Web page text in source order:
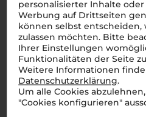
personalisierter Inhalte
Werbung auf Drittseiten
können selbst entscheiden,
zulassen möchten. Bitte
Ihrer Einstellungen
Funktionalitäten der Seite
Weitere Informationen
Datenschutzerklärung.
Um alle Cookies
"Cookies konfigurieren"
Moscato Giallo
N
Nebbiolo
Negroamaro
Nerello Mascalese